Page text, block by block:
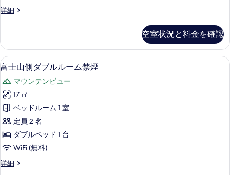
り
条
件
側
リ
プ
ル
ル
ー
ム
2
ベ
ッ
ト
詳細
[禁
川
側
ト
プ
ル
ル
ー
ム
2
ベ
ッ
ト
+エ
空室状況と料金を確認
富
士
山
側
ダ
ブ
ル
ー
高級寝具、デスク、遮光カーテン、
2
富士山側ダブルルーム禁煙
マウンテンビュー
17 ㎡
ベッドルーム 1 室
定員 2 名
ダブルベッド 1 台
WiFi (無料)
詳細
富